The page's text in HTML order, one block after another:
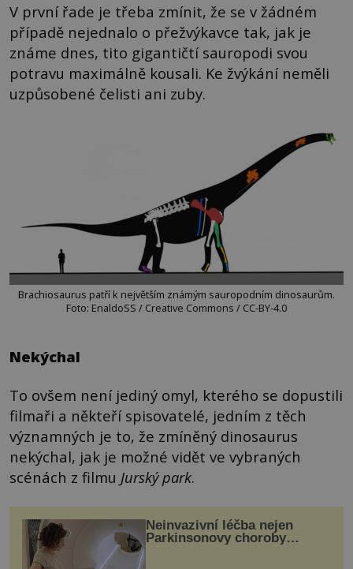
V první řade je třeba zmínit, že se v žádném
případě nejednalo o přežvýkavce tak, jak je
známe dnes, tito gigantičtí sauropodi svou
potravu maximálně kousali. Ke žvýkání neměli
uzpůsobené čelisti ani zuby.
Brachiosaurus patří k největším známým sauropodním dinosaurům.
Foto: EnaldoSS / Creative Commons / CC-BY-4.0
Nekýchal
To ovšem není jediný omyl, kterého se dopustili
filmaři a někteří spisovatelé, jedním z těch
významných je to, že zmíněný dinosaurus
nekýchal, jak je možné vidět ve vybraných
scénách z filmu Jurský park.
Neinvazivní léčba nejen
Parkinsonovy choroby